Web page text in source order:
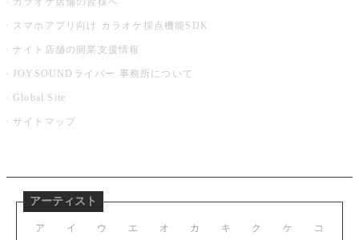
スマホアプリ向け カラオケ採点機能SDK
ナイト店舗の開業支援情報
JOYSOUNDライバー 事務所について
Global Site
サイトマップ
アーティスト
ア イ ウ エ オ カ キ ク ケ コ